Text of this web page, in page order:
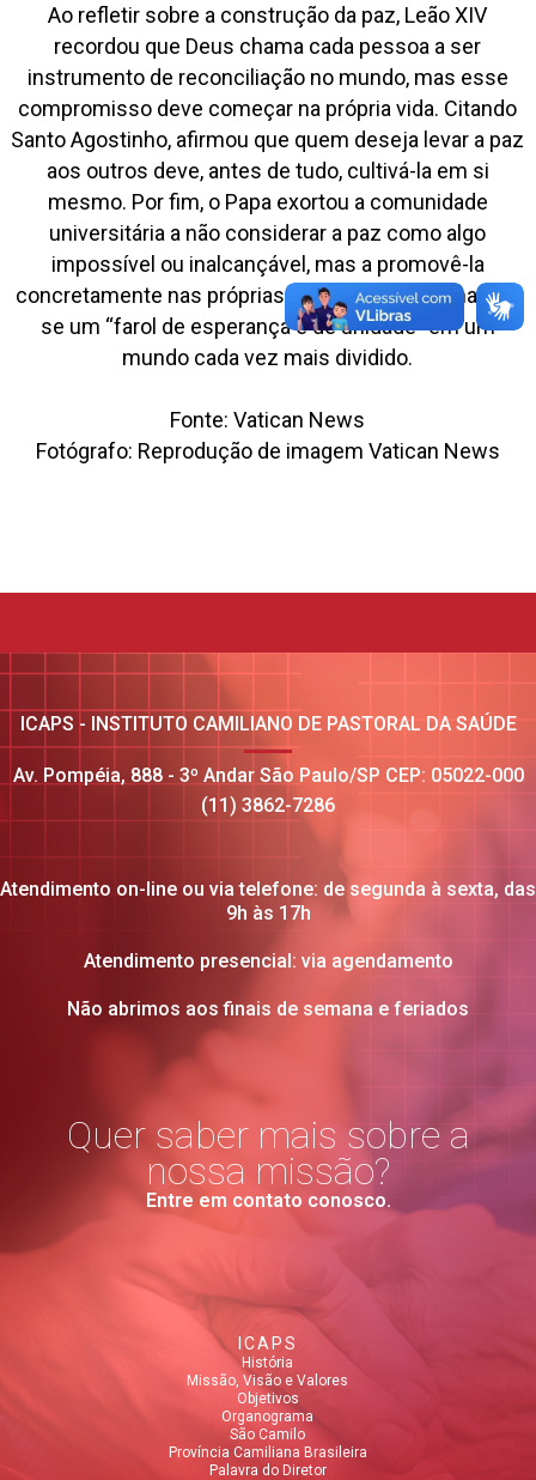
Ao refletir sobre a construção da paz, Leão XIV
recordou que Deus chama cada pessoa a ser
instrumento de reconciliação no mundo, mas esse
compromisso deve começar na própria vida. Citando
Santo Agostinho, afirmou que quem deseja levar a paz
aos outros deve, antes de tudo, cultivá-la em si
mesmo. Por fim, o Papa exortou a comunidade
universitária a não considerar a paz como algo
impossível ou inalcançável, mas a promovê-la
concretamente nas próprias comunidades, tornando-
se um “farol de esperança e de unidade” em um
mundo cada vez mais dividido.
Fonte: Vatican News
Fotógrafo: Reprodução de imagem Vatican News
ICAPS - INSTITUTO CAMILIANO DE PASTORAL DA SAÚDE
Av. Pompéia, 888 - 3º Andar São Paulo/SP CEP: 05022-000
(11) 3862-7286
Atendimento on-line ou via telefone: de segunda à sexta, das
9h às 17h
Atendimento presencial: via agendamento
Não abrimos aos finais de semana e feriados
Quer saber mais sobre a
nossa missão?
Entre em contato conosco.
ICAPS
História
Missão, Visão e Valores
Objetivos
Organograma
São Camilo
Província Camiliana Brasileira
Palavra do Diretor